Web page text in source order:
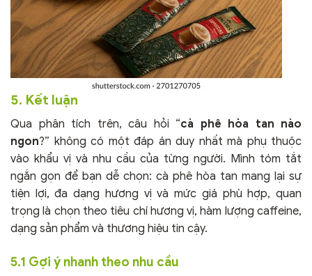
5. Kết luận
Qua phân tích trên, câu hỏi “cà phê hòa tan nào
ngon?” không có một đáp án duy nhất mà phụ thuộc
vào khẩu vị và nhu cầu của từng người. Mình tóm tắt
ngắn gọn để bạn dễ chọn: cà phê hòa tan mang lại sự
tiện lợi, đa dạng hương vị và mức giá phù hợp, quan
trọng là chọn theo tiêu chí hương vị, hàm lượng caffeine,
dạng sản phẩm và thương hiệu tin cậy.
5.1 Gợi ý nhanh theo nhu cầu